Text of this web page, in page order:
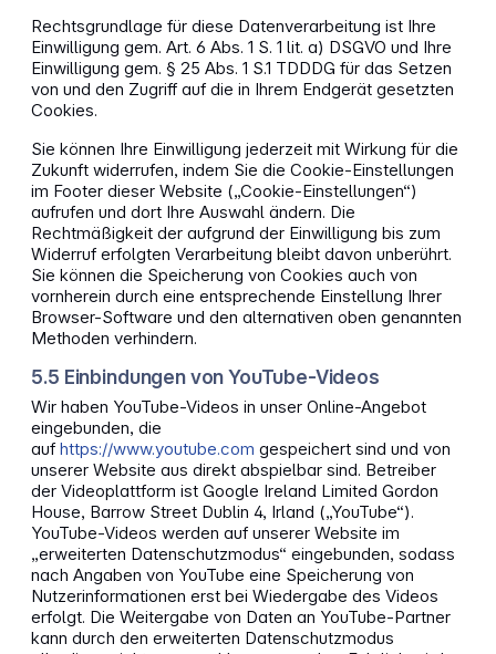
Rechtsgrundlage für diese Datenverarbeitung ist Ihre
Einwilligung gem. Art. 6 Abs. 1 S. 1 lit. a) DSGVO und Ihre
Einwilligung gem. § 25 Abs. 1 S.1 TDDDG für das Setzen
von und den Zugriff auf die in Ihrem Endgerät gesetzten
Cookies.
Sie können Ihre Einwilligung jederzeit mit Wirkung für die
Zukunft widerrufen, indem Sie die Cookie-Einstellungen
im Footer dieser Website („Cookie-Einstellungen“)
aufrufen und dort Ihre Auswahl ändern. Die
Rechtmäßigkeit der aufgrund der Einwilligung bis zum
Widerruf erfolgten Verarbeitung bleibt davon unberührt.
Sie können die Speicherung von Cookies auch von
vornherein durch eine entsprechende Einstellung Ihrer
Browser-Software und den alternativen oben genannten
Methoden verhindern.
5.5 Einbindungen von YouTube-Videos
Wir haben YouTube-Videos in unser Online-Angebot
eingebunden, die
aufhttps://www.youtube.com gespeichert sind und von
unserer Website aus direkt abspielbar sind. Betreiber
der Videoplattform ist Google Ireland Limited Gordon
House, Barrow Street Dublin 4, Irland („YouTube“).
YouTube-Videos werden auf unserer Website im
„erweiterten Datenschutzmodus“ eingebunden, sodass
nach Angaben von YouTube eine Speicherung von
Nutzerinformationen erst bei Wiedergabe des Videos
erfolgt. Die Weitergabe von Daten an YouTube-Partner
kann durch den erweiterten Datenschutzmodus